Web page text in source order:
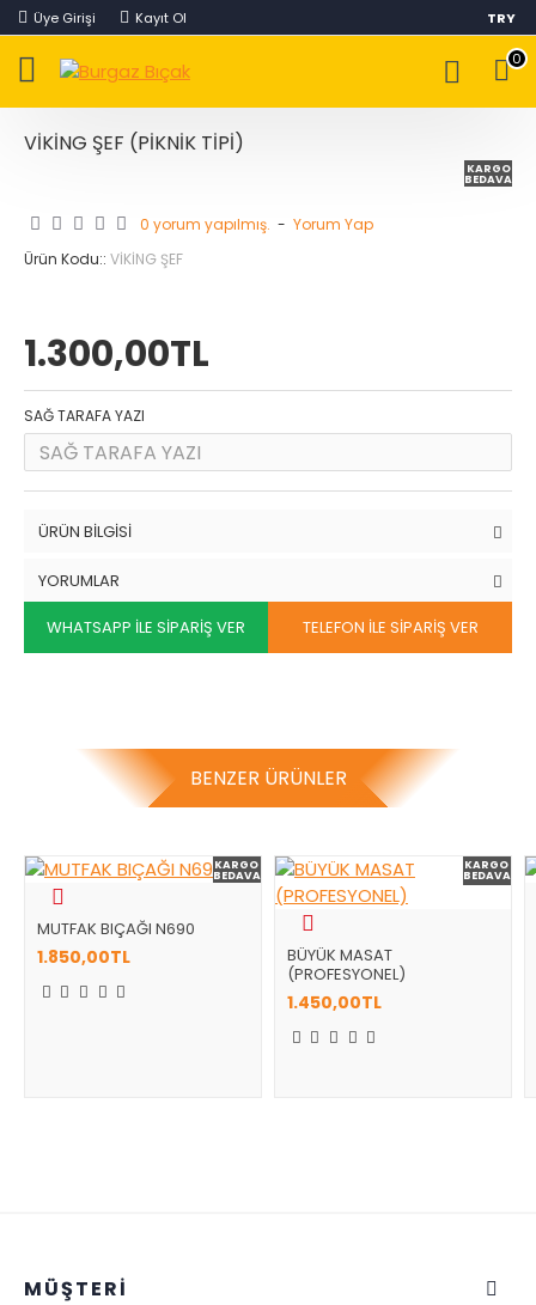
Üye Girişi Kayıt Ol TRY
0
VİKİNG ŞEF (PİKNİK TİPİ)
KARGO
BEDAVA
Ürün Kodu:: VİKİNG ŞEF
0 yorum yapılmış. - Yorum Yap
1.300,00TL
SAĞ TARAFA YAZI
ÜRÜN BILGISI
YORUMLAR
WHATSAPP İLE SIPARIŞ VER TELEFON İLE SIPARIŞ VER
BENZER ÜRÜNLER
KARGO
BEDAVA
MUTFAK BIÇAĞI N690
1.850,00TL
KARGO
BEDAVA
BÜYÜK MASAT
(PROFESYONEL)
1.450,00TL
MÜŞTERİ